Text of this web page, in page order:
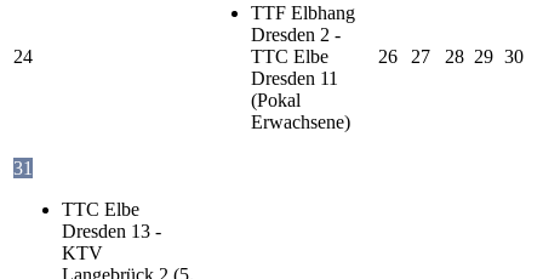
24
TTF Elbhang
Dresden 2 -
TTC Elbe
Dresden 11
(Pokal
Erwachsene)
26 27 28 29 30
31
TTC Elbe
Dresden 13 -
KTV
Langebrück 2 (5.